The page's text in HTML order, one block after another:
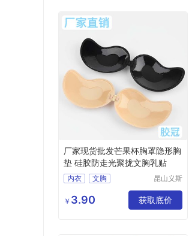
厂家现货批发芒果杯胸罩隐形胸
垫 硅胶防走光聚拢文胸乳贴
内衣
文胸
昆山义斯
限公司
￥ 3.90 获取底价